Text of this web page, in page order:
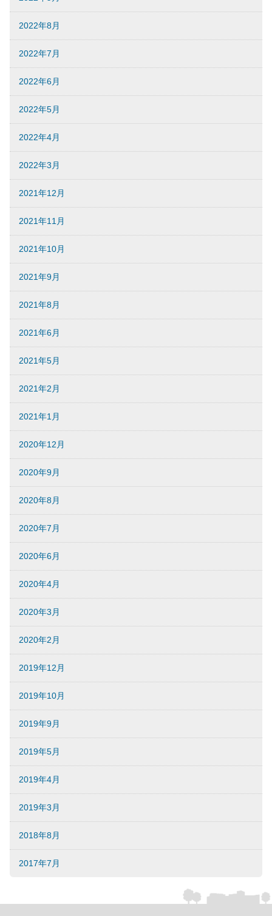
2022年8月
2022年7月
2022年6月
2022年5月
2022年4月
2022年3月
2021年12月
2021年11月
2021年10月
2021年9月
2021年8月
2021年6月
2021年5月
2021年2月
2021年1月
2020年12月
2020年9月
2020年8月
2020年7月
2020年6月
2020年4月
2020年3月
2020年2月
2019年12月
2019年10月
2019年9月
2019年5月
2019年4月
2019年3月
2018年8月
2017年7月